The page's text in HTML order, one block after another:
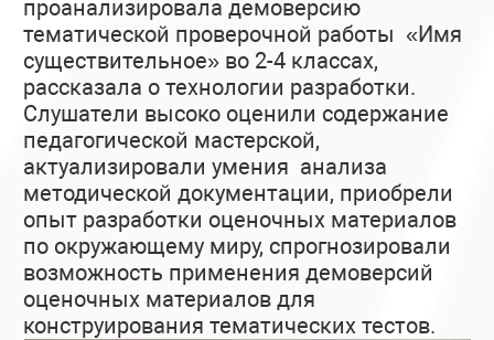
проанализировала демоверсию
тематической проверочной работы «Имя
существительное» во 2-4 классах,
рассказала о технологии разработки.
Слушатели высоко оценили содержание
педагогической мастерской,
актуализировали умения анализа
методической документации, приобрели
опыт разработки оценочных материалов
по окружающему миру, спрогнозировали
возможность применения демоверсий
оценочных материалов для
конструирования тематических тестов.